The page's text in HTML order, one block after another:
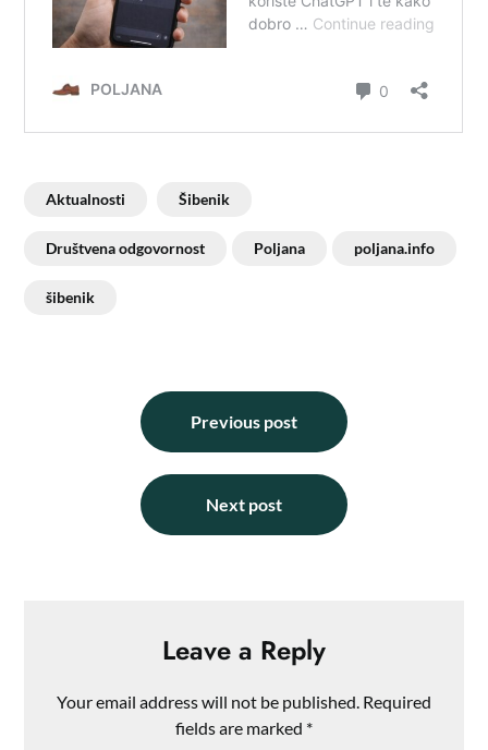
Aktualnosti Šibenik
Društvena odgovornost Poljana poljana.info
šibenik
Previous post
Next post
Leave a Reply
Your email address will not be published. Required
fields are marked *